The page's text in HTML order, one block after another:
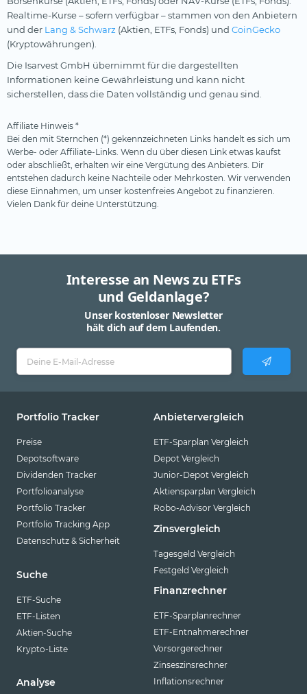
Realtime-Kurse – sofern verfügbar – stammen von den Anbietern
und der Lang & Schwarz (Aktien, ETFs, Fonds) und CoinGecko
(Kryptowährungen).
Die Isarvest GmbH übernimmt für die dargestellten
Informationen keine Gewährleistung und kann nicht
sicherstellen, dass die Daten vollständig und genau sind.
Affiliate Hinweis *
Bei den mit Sternchen (*) gekennzeichneten Links handelt es sich um
Werbe- oder Affiliate-Links. Wenn du über diesen Link etwas kaufst
oder abschließt, erhalten wir eine Vergütung des Anbieters. Dir
entstehen dadurch keine Nachteile oder Mehrkosten. Wir verwenden
diese Einnahmen, um unser kostenfreies Angebot zu finanzieren.
Vielen Dank für deine Unterstützung.
Interesse an News zu ETFs
und Geldanlage?
Unser kostenloser Newsletter
hält dich auf dem Laufenden.
Portfolio Tracker
Preise
Depotsoftware
Dividenden Tracker
Portfolioanalyse
Portfolio Tracker
Portfolio Tracking App
Datenschutz & Sicherheit
Suche
ETF-Suche
ETF-Listen
Aktien-Suche
Krypto-Liste
Analyse
Anbietervergleich
ETF-Sparplan Vergleich
Depot Vergleich
Junior-Depot Vergleich
Aktiensparplan Vergleich
Robo-Advisor Vergleich
Zinsvergleich
Tagesgeld Vergleich
Festgeld Vergleich
Finanzrechner
ETF-Sparplanrechner
ETF-Entnahmerechner
Vorsorgerechner
Zinseszinsrechner
Inflationsrechner